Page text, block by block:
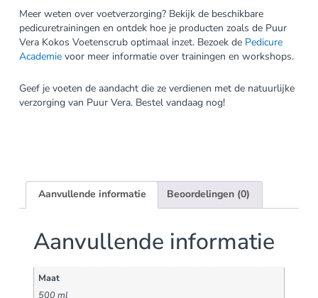
Meer weten over voetverzorging? Bekijk de beschikbare
pedicuretrainingen en ontdek hoe je producten zoals de Puur
Vera Kokos Voetenscrub optimaal inzet. Bezoek de Pedicure
Academievoor meer informatie over trainingen en workshops.
Geef je voeten de aandacht die ze verdienen met de natuurlijke
verzorging van Puur Vera. Bestel vandaag nog!
Aanvullende informatie Beoordelingen (0)
Aanvullende informatie
Maat
500 ml